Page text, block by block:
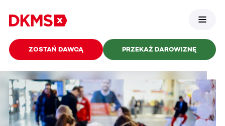
ZOSTAŃ DAWCĄ PRZEKAŻ DAROWIZNĘ